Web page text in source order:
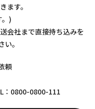
ます。
。)
会社まで直接持ち込みを
。
頼
0800-0800-111